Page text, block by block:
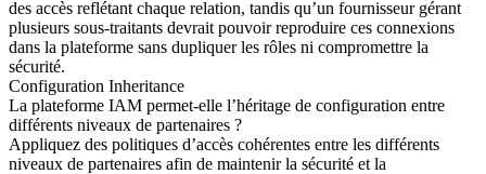
des accès reflétant chaque relation, tandis qu’un fournisseur gérant
plusieurs sous-traitants devrait pouvoir reproduire ces connexions
dans la plateforme sans dupliquer les rôles ni compromettre la
sécurité.
Configuration Inheritance
La plateforme IAM permet-elle l’héritage de configuration entre
différents niveaux de partenaires ?
Appliquez des politiques d’accès cohérentes entre les différents
niveaux de partenaires afin de maintenir la sécurité et la